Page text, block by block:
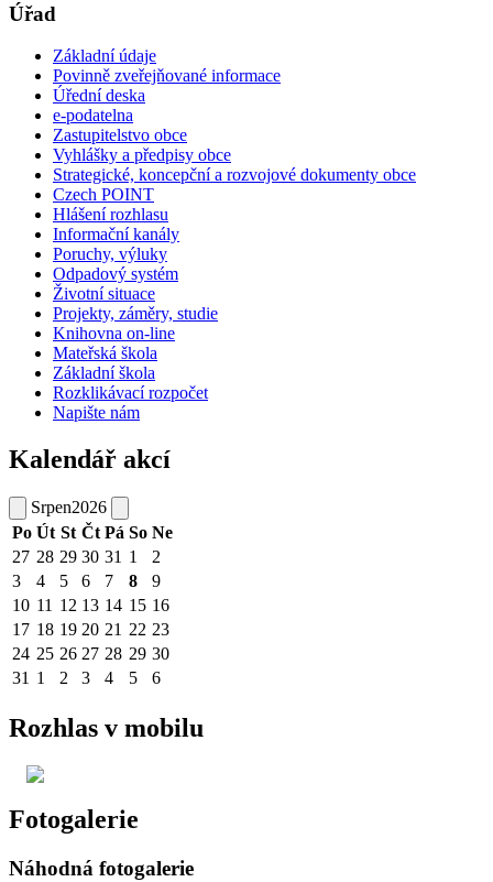
Úřad
Základní údaje
Povinně zveřejňované informace
Úřední deska
e-podatelna
Zastupitelstvo obce
Vyhlášky a předpisy obce
Strategické, koncepční a rozvojové dokumenty obce
Czech POINT
Hlášení rozhlasu
Informační kanály
Poruchy, výluky
Odpadový systém
Životní situace
Projekty, záměry, studie
Knihovna on-line
Mateřská škola
Základní škola
Rozklikávací rozpočet
Napište nám
Kalendář akcí
Srpen2026
Po Út St Čt Pá So Ne
27 28 29 30 31 1
2
3
4 5 6 7 8
9
10 11 12 13 14 15 16
17 18 19 20 21 22 23
24 25 26 27 28 29 30
31 1 2 3 4 5 6
Rozhlas v mobilu
Fotogalerie
Náhodná fotogalerie